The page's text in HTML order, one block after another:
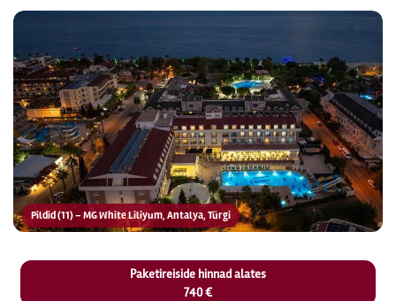
Pildid (11) – MG White Liliyum, Antalya, Türgi
Paketireiside hinnad alates
740 €